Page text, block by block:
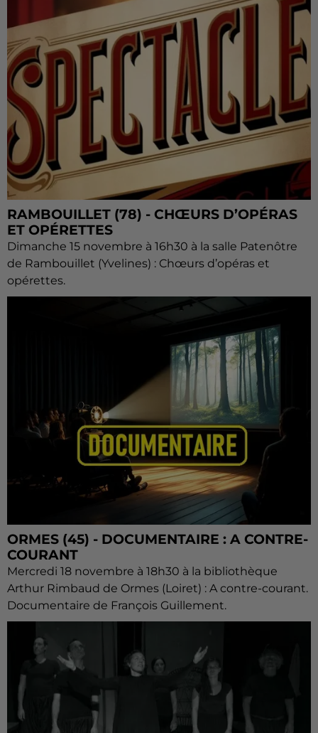
RAMBOUILLET (78) - CHŒURS D’OPÉRAS
ET OPÉRETTES
Dimanche 15 novembre à 16h30 à la salle Patenôtre
de Rambouillet (Yvelines) : Chœurs d’opéras et
opérettes.
ORMES (45) - DOCUMENTAIRE : A CONTRE-
COURANT
Mercredi 18 novembre à 18h30 à la bibliothèque
Arthur Rimbaud de Ormes (Loiret) : A contre-courant.
Documentaire de François Guillement.